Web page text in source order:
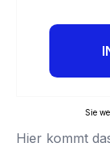
Sie
Hier kommt